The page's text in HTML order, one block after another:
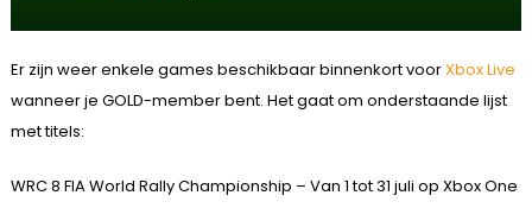
Er zijn weer enkele games beschikbaar binnenkort voorXbox Live
wanneer je GOLD-member bent. Het gaat om onderstaande lijst
met titels:
WRC 8 FIA World Rally Championship – Van 1 tot 31 juli op Xbox One